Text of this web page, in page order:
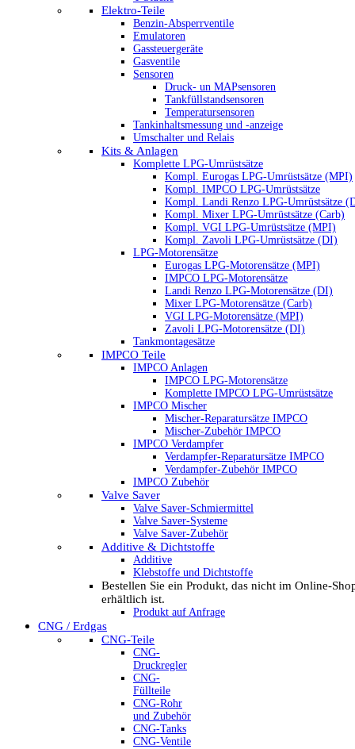
Elektro-Teile
Benzin-Absperrventile
Emulatoren
Gassteuergeräte
Gasventile
Sensoren
Druck- un MAPsensoren
Tankfüllstandsensoren
Temperatursensoren
Tankinhaltsmessung und -anzeige
Umschalter und Relais
Kits & Anlagen
Komplette LPG-Umrüstsätze
Kompl. Eurogas LPG-Umrüstsätze (MPI)
Kompl. IMPCO LPG-Umrüstsätze
Kompl. Landi Renzo LPG-Umrüstsätze
Kompl. Mixer LPG-Umrüstsätze (Carb)
Kompl. VGI LPG-Umrüstsätze (MPI)
Kompl. Zavoli LPG-Umrüstsätze (DI)
LPG-Motorensätze
Eurogas LPG-Motorensätze (MPI)
IMPCO LPG-Motorensätze
Landi Renzo LPG-Motorensätze (DI)
Mixer LPG-Motorensätze (Carb)
VGI LPG-Motorensätze (MPI)
Zavoli LPG-Motorensätze (DI)
Tankmontagesätze
IMPCO Teile
IMPCO Anlagen
IMPCO LPG-Motorensätze
Komplette IMPCO LPG-Umrüstsätze
IMPCO Mischer
Mischer-Reparatursätze IMPCO
Mischer-Zubehör IMPCO
IMPCO Verdampfer
Verdampfer-Reparatursätze IMPCO
Verdampfer-Zubehör IMPCO
IMPCO Zubehör
Valve Saver
Valve Saver-Schmiermittel
Valve Saver-Systeme
Valve Saver-Zubehör
Additive & Dichtstoffe
Additive
Klebstoffe und Dichtstoffe
Bestellen Sie ein Produkt, das nicht im Online-
erhältlich ist.
Produkt auf Anfrage
CNG / Erdgas
CNG-Teile
CNG-
Druckregler
CNG-
Füllteile
CNG-Rohr
und Zubehör
CNG-Tanks
CNG-Ventile